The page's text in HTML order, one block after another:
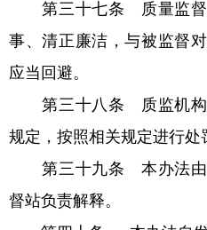
第三十七条 质量监督
事、清正廉洁，与被监督
应当回避。
第三十八条 质监机构
规定，按照相关规定进行处
第三十九条 本办法由
督站负责解释。